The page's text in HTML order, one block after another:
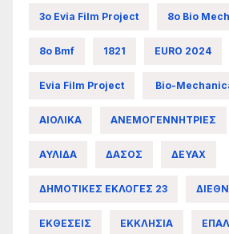
3ο Evia Film Project 8ο Bio
8ο Bmf 1821 EURO 2024
Evia Film Project Bio-
ΑΙΟΛΙΚΑ ΑΝΕΜΟΓΕΝΝΗΤΡΙΕΣ
ΑΥΛΙΔΑ ΔΑΣΟΣ ΔΕΥΑΧ
ΔΗΜΟΤΙΚΕΣ ΕΚΛΟΓΕΣ 23
ΕΚΘΕΣΕΙΣ ΕΚΚΛΗΣΙΑ ΕΠΑΛ